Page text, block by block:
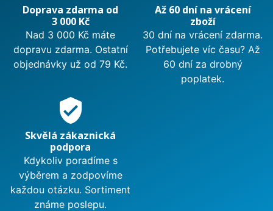
Doprava zdarma od
3 000 Kč
Nad 3 000 Kč máte
dopravu zdarma. Ostatní
objednávky už od 79 Kč.
Až 60 dní na vrácení
zboží
30 dní na vrácení zdarma.
Potřebujete víc času? Až
60 dní za drobný
poplatek.
verified_user
Skvělá zákaznická
podpora
Kdykoliv poradíme s
výběrem a zodpovíme
každou otázku. Sortiment
známe poslepu.